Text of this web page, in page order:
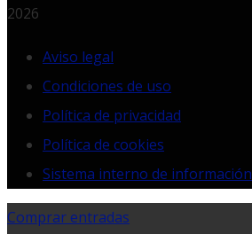
2026
Aviso legal
Condiciones de uso
Política de privacidad
Política de cookies
Sistema interno de información
Comprar entradas